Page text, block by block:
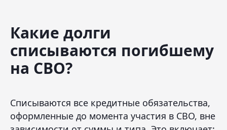
Какие долги
списываются погибшему
на СВО?
Списываются все кредитные обязательства,
оформленные до момента участия в СВО, вне